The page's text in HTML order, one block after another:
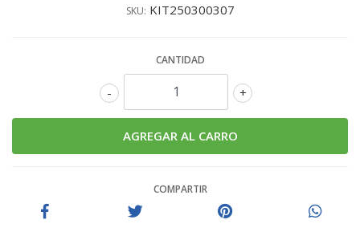
SKU: KIT250300307
CANTIDAD
+
-
COMPARTIR